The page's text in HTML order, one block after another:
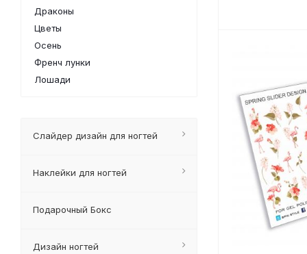
Драконы
Цветы
Осень
Френч лунки
Лошади
Слайдер дизайн для ногтей
Наклейки для ногтей
Подарочный Бокс
Дизайн ногтей